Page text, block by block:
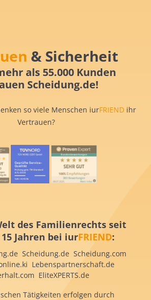
& Sicherheit
als 55.000 Kunden
Scheidung.de!
so viele Menschen iurFRIEND ihr
Vertrauen?
des Familienrechts seit
Jahren bei iurFRIEND:
Scheidung.de Scheidung.com
Lebenspartnerschaft.de
EliteXPERTS.de
Tätigkeiten erfolgen durch